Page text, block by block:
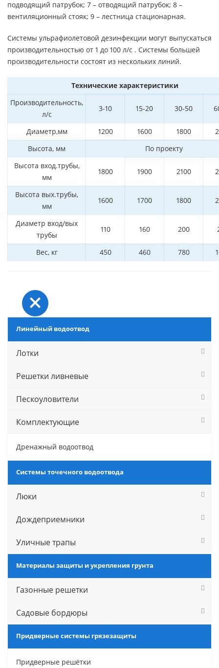
подводящий патрубок; 7 – отводящий патрубок; 8 –
вентиляционный стояк; 9 – лестница стационарная.
Системы ульрафиолетовой дезинфекции могут выпускаться
производительностью от 1 до 100 л/с . Системы большей
производительности состоят из нескольких линий.
Технические характеристики
Производительность,
л/с
3-10 15-20 30-50
Диаметр,мм 1200 1600 1800
Высота, мм
По проекту
Высота вход.трубы,
мм
1800 1900 2100
Высота вых.трубы,
мм
1600 1700 1800
Диаметр вход/вых
трубы
110 160 200
Вес, кг 450 460 780
Линейный водоотвод
Лотки
Решетки ливневые
Пескоуловители
Комплектующие
Дренажный водоотвод
Системы точечного водоотвода
Люки
Дождеприемники
Уличные трапы
Материалы защиты и укрепления грунта
Газонные решетки
Садовые бордюры
Придверные системы грязезащиты
Придверные решётки